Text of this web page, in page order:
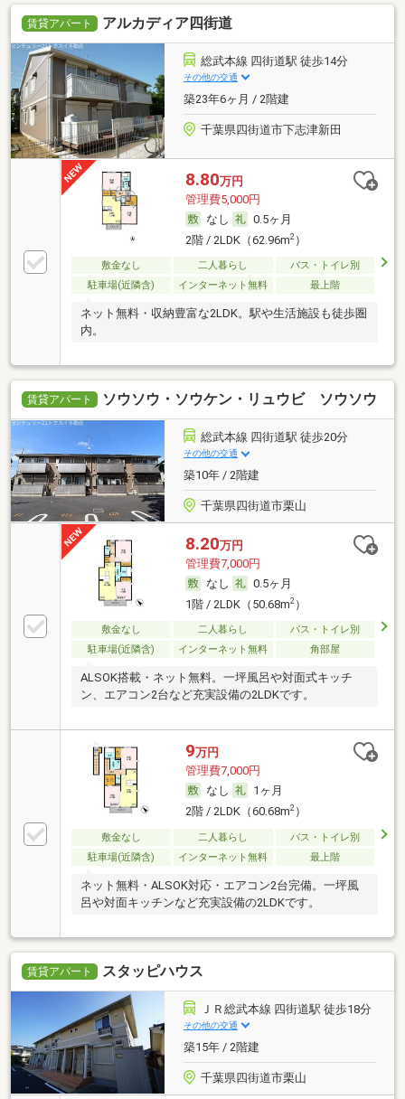
賃貸アパート アルカディア四街道
総武本線 四街道駅 徒歩14分
その他の交通
築23年6ヶ月 / 2階建
千葉県四街道市下志津新田
8.80万円
管理費5,000円
なし
0.5ヶ月
2階 / 2LDK（62.96m2）
敷金なし 二人暮らし
バス・トイレ別
駐車場(近隣含)
インターネット無料 最上階
ネット無料・収納豊富な2LDK。駅や生活施設も徒歩圏
内。
賃貸アパート ソウソウ・ソウケン・リュウビ ソウソウ
総武本線 四街道駅 徒歩20分
その他の交通
築10年 / 2階建
千葉県四街道市栗山
8.20万円
管理費7,000円
なし
0.5ヶ月
1階 / 2LDK（50.68m2）
敷金なし 二人暮らし
バス・トイレ別
駐車場(近隣含)
インターネット無料 角部屋
ALSOK搭載・ネット無料。一坪風呂や対面式キッチ
ン、エアコン2台など充実設備の2LDKです。
9万円
管理費7,000円
なし
1ヶ月
2階 / 2LDK（60.68m2）
敷金なし 二人暮らし
バス・トイレ別
駐車場(近隣含)
インターネット無料 最上階
ネット無料・ALSOK対応・エアコン2台完備。一坪風
呂や対面キッチンなど充実設備の2LDKです。
賃貸アパート スタッピハウス
ＪＲ総武本線 四街道駅 徒歩18分
その他の交通
築15年 / 2階建
千葉県四街道市栗山